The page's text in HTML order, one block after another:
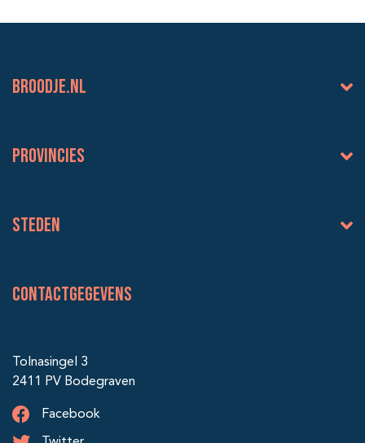
BROODJE.NL
Provincies
Steden
Contactgegevens
Tolnasingel 3
2411 PV Bodegraven
Facebook